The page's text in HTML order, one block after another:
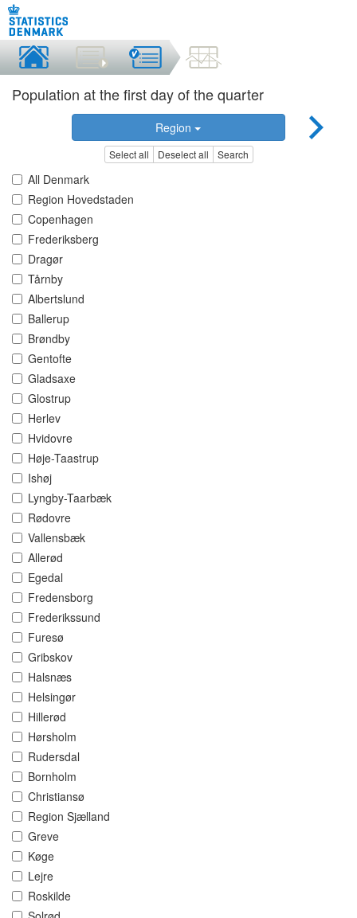
Population at the first day of the quarter
Region
Select all Deselect all Search
All Denmark
Region Hovedstaden
Copenhagen
Frederiksberg
Dragør
Tårnby
Albertslund
Ballerup
Brøndby
Gentofte
Gladsaxe
Glostrup
Herlev
Hvidovre
Høje-Taastrup
Ishøj
Lyngby-Taarbæk
Rødovre
Vallensbæk
Allerød
Egedal
Fredensborg
Frederikssund
Furesø
Gribskov
Halsnæs
Helsingør
Hillerød
Hørsholm
Rudersdal
Bornholm
Christiansø
Region Sjælland
Greve
Køge
Lejre
Roskilde